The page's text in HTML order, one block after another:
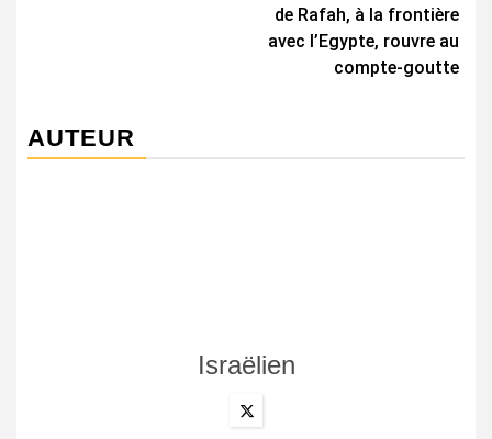
de Rafah, à la frontière
avec l’Egypte, rouvre au
compte-goutte
AUTEUR
Israëlien